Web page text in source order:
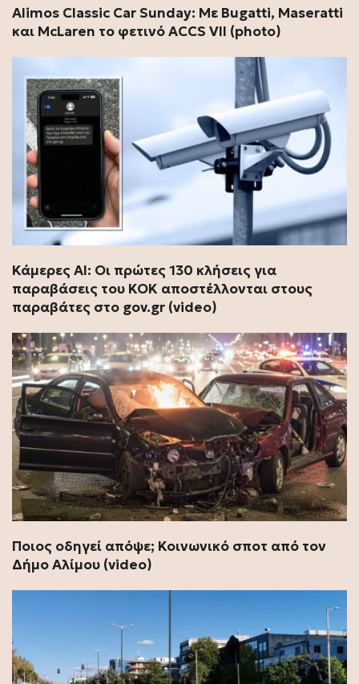
Alimos Classic Car Sunday: Με Bugatti, Maseratti
και McLaren το φετινό ACCS VII (photo)
Κάμερες ΑΙ: Οι πρώτες 130 κλήσεις για
παραβάσεις του ΚΟΚ αποστέλλονται στους
παραβάτες στο gov.gr (video)
Ποιος οδηγεί απόψε; Κοινωνικό σποτ από τον
Δήμο Αλίμου (video)